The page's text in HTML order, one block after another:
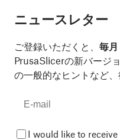
ニュースレター
ご登録いただくと、 毎月
PrusaSlicerの新バージ
の一般的なヒントなど、
I would like to